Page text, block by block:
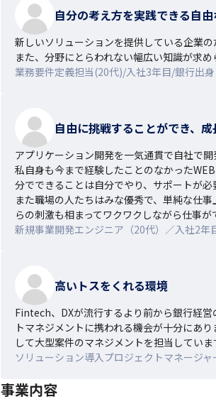
自分の考え方を実践できる自
新しいソリューションを提供している企業
また、分野にとらわれない幅広い知識が求
業務要件定義担当(20代)/入社3年目/銀行出身
自由に挑戦することができ、
アプリケーション開発を一気通貫で自社で
私自身も今まで経験したことのなかった
分でできることは自分でやり、サポートが
また職場の人たちはみな優秀で、単純な仕
らの刺激も相まってワクワクしながら仕事が
新規事業開発エンジニア（20代）／入社2年
高いトスをくれる環境
Fintech、DXが流行するより前から銀行経
トマネジメントに携われる機会が十分にあ
して大型案件のマネジメントを担当してい
ソリューション導入プロジェクトマネージ
事業内容